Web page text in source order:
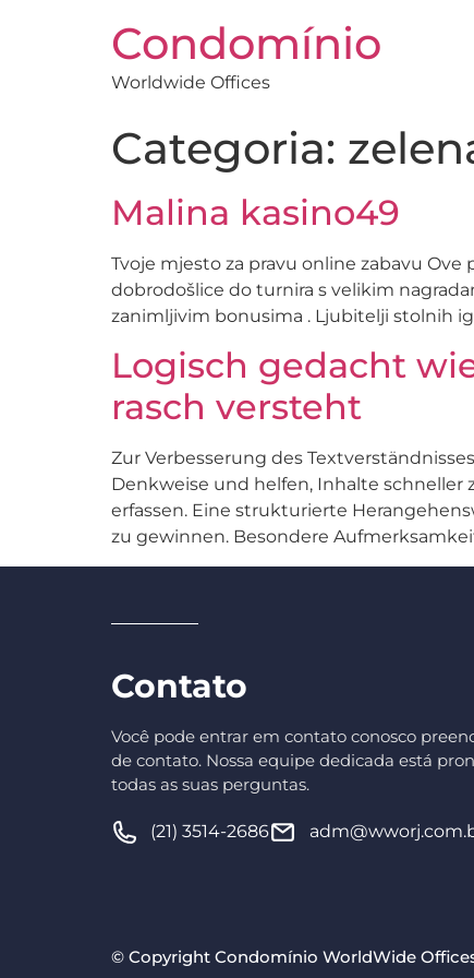
Condomínio
Worldwide Offices
Categoria:
Malina kasino49
Tvoje mjesto za pravu online zabavu
dobrodošlice do turnira s velikim
zanimljivim bonusima . Ljubitelji stolnih
Logisch gedacht
rasch versteht
Zur Verbesserung des
Denkweise und helfen, Inhalte
erfassen. Eine strukturierte
zu gewinnen. Besondere
Contato
Você pode entrar em contato conosco
de contato. Nossa equipe dedicada está
todas as suas perguntas.
(21) 3514-2686
© Copyright Condomínio WorldWide